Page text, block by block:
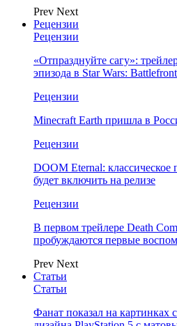
Prev Next
Рецензии
Рецензии
«Отпразднуйте сагу»:
эпизода в Star Wars:
Рецензии
Minecraft Earth пришла в
Рецензии
DOOM Eternal:
будет включить на релизе
Рецензии
В первом трейлере Death
пробуждаются первые
Prev Next
Статьи
Статьи
Фанат показал на картинках